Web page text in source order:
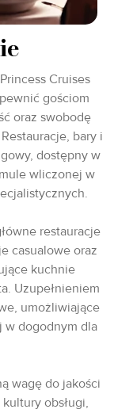
Cruises
gościom
oraz swobodę
bary i
dostępny w
wliczonej w
restauracje
casualowe oraz
kuchnie
Uzupełnieniem
umożliwiające
w dogodnym dla
wagę do jakości
obsługi,